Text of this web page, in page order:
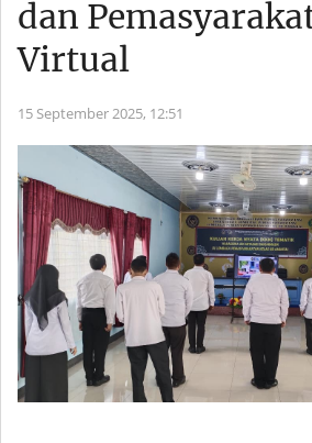
dan
Virtual
15 September 2025, 12:51